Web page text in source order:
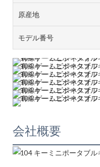
原産地
モデル番号
会社概要